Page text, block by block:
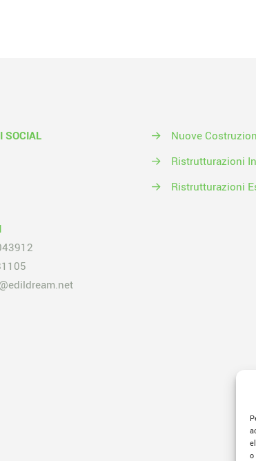
o
SOCIAL →
Nuove
→
Ristrutturazioni
→
Ristrutturazioni